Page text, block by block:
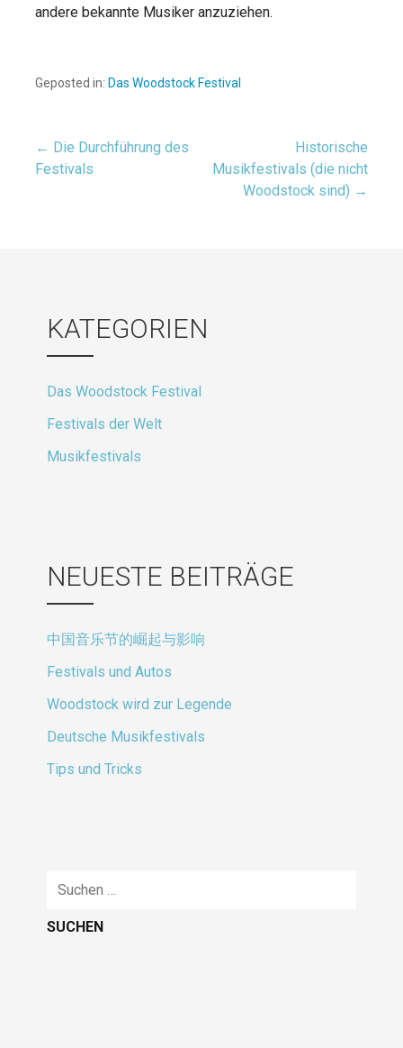
andere bekannte Musiker anzuziehen.
Geposted in: Das Woodstock Festival
Beitragsnavigation
← Die Durchführung des
Festivals
Historische
Musikfestivals (die nicht
Woodstock sind) →
KATEGORIEN
Das Woodstock Festival
Festivals der Welt
Musikfestivals
NEUESTE BEITRÄGE
中国音乐节的崛起与影响
Festivals und Autos
Woodstock wird zur Legende
Deutsche Musikfestivals
Tips und Tricks
Suche